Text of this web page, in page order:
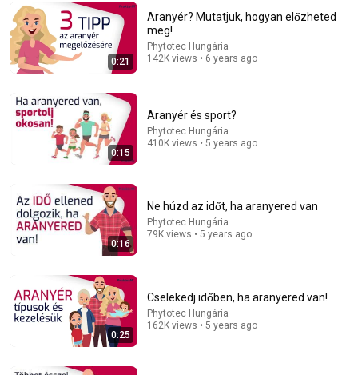
Az aranyér tünetei és kezelése – Rendelő a
Mozaikban
Erdély TV • 1.7K views
0:21
Aranyér? Mutatjuk, hogyan előzheted
meg!
Phytotec Hungária
142K views • 6 years ago
0:15
Aranyér és sport?
Phytotec Hungária
410K views • 5 years ago
0:16
Ne húzd az időt, ha aranyered van
Phytotec Hungária
79K views • 5 years ago
0:25
Cselekedj időben, ha aranyered van!
Phytotec Hungária
162K views • 5 years ago